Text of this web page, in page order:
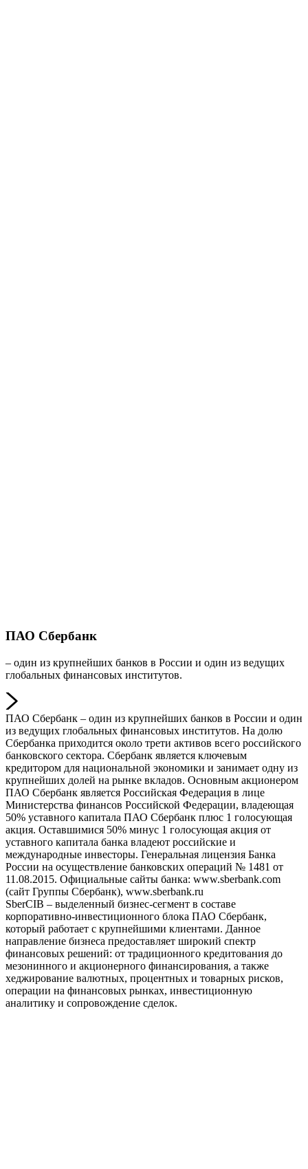
ПАО Сбербанк
– один из крупнейших банков в России и один из ведущих
глобальных финансовых институтов.
ПАО Сбербанк – один из крупнейших банков в России и один
из ведущих глобальных финансовых институтов. На долю
Сбербанка приходится около трети активов всего российского
банковского сектора. Сбербанк является ключевым
кредитором для национальной экономики и занимает одну из
крупнейших долей на рынке вкладов. Основным акционером
ПАО Сбербанк является Российская Федерация в лице
Министерства финансов Российской Федерации, владеющая
50% уставного капитала ПАО Сбербанк плюс 1 голосующая
акция. Оставшимися 50% минус 1 голосующая акция от
уставного капитала банка владеют российские и
международные инвесторы. Генеральная лицензия Банка
России на осуществление банковских операций № 1481 от
11.08.2015. Официальные сайты банка: www.sberbank.com
(сайт Группы Сбербанк), www.sberbank.ru
SberCIB – выделенный бизнес-сегмент в составе
корпоративно-инвестиционного блока ПАО Сбербанк,
который работает с крупнейшими клиентами. Данное
направление бизнеса предоставляет широкий спектр
финансовых решений: от традиционного кредитования до
мезонинного и акционерного финансирования, а также
хеджирование валютных, процентных и товарных рисков,
операции на финансовых рынках, инвестиционную
аналитику и сопровождение сделок.